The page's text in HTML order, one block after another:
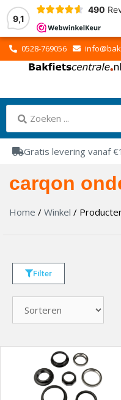
9,1
490
0528-769056
Gratis levering vanaf
carqon
Home / Winkel /
Filter